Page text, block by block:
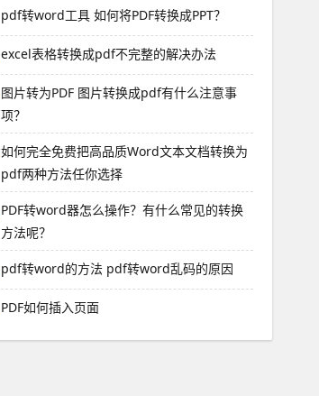
pdf转word工具 如何将PDF转换成PPT？
excel表格转换成pdf不完整的解决办法
图片转为PDF 图片转换成pdf有什么注意事
项？
如何完全免费把高品质Word文本文档转换为
pdf两种方法任你选择
PDF转word器怎么操作？有什么常见的转换
方法呢？
pdf转word的方法 pdf转word乱码的原因
PDF如何插入页面